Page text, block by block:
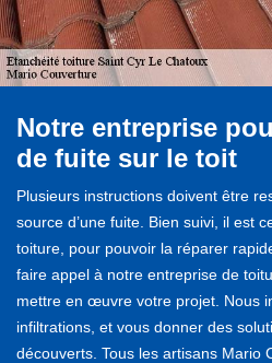
Notre entreprise
de fuite sur le toit
Plusieurs instructions doivent être
source d’une fuite. Bien suivi, il est
toiture, pour pouvoir la réparer
faire appel à notre entreprise de
mettre en œuvre votre projet. Nous
infiltrations, et vous donner des
découverts. Tous les artisans Mario